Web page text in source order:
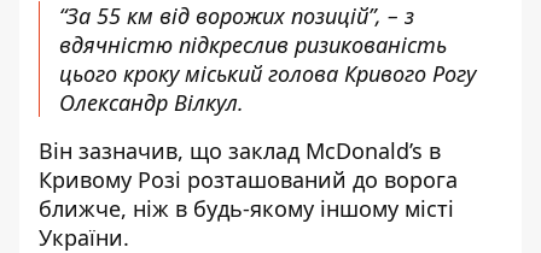
“За 55 км від ворожих позицій”, – з
вдячністю підкреслив ризикованість
цього крокуміський голова Кривого Рогу
Олександр Вілкул.
Він зазначив, що заклад McDonald’s в
Кривому Розі розташований до ворога
ближче, ніж в будь-якому іншому місті
України.